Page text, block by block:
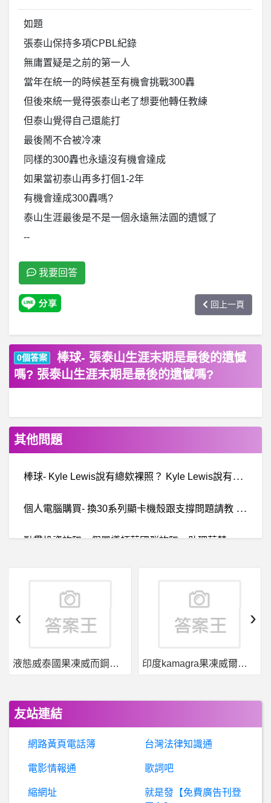
如題
張泰山保持多項CPBL紀錄
無庸置疑是之前的第一人
當年在統一的時候甚至有機會挑戰300轟
但後來統一覺得張泰山老了想要他轉任教練
但泰山覺得自己還能打
最後鬧不合被冷凍
同樣的300轟也永遠沒有機會達成
如果當初泰山再多打個1-2年
有機會達成300轟嗎?
泰山生涯最後是不是一個永遠無法圓的遺憾了
--
我要回答
回上一頁
0個答案
棒球- 張泰山生涯末期是最後的遺憾
嗎? 張泰山生涯末期是最後的遺憾嗎?
其他問題
棒
球- Kyle Lewis說有總欸裸照？ Kyle Lewis說有總欸裸照？
個
人電腦購買- 換30系列顯卡機殼跟支撐問題請教 換30系列顯卡機殼跟支撐問題請教
融
貫投資詐騙、假冒導師蔡國群詐騙、助理蔡慧麗詐騙、金股會友詐騙群組、股票詐騙、飚股詐騙、投資詐騙
日
本旅遊- 新手買了虎航去程行李 有辦法取消嗎 新手買了虎航去程行李 有辦法取消嗎
詐
騙通報：Virt-x是真的嗎、Virt-x詐騙、Virt-x是詐騙嗎、Virt-x交易所是真的嗎、Virt-x交易所詐騙。
電
影- 看普遍級電影是否能省下惱人預告片時間？ 看普遍級電影是否能省下惱人預告片時間？
BaseballXXXX- 兄弟牛棚 兄弟牛棚
液態威泰國果凍威而鋼哪裡買 印度kamagra果凍威爾剛用於治療男性勃起功能障礙
‹ ›
友站連結
網路黃頁電話簿 台灣法律知識通
電影情報通 歌詞吧
縮網址
就是發【免費廣告刊登